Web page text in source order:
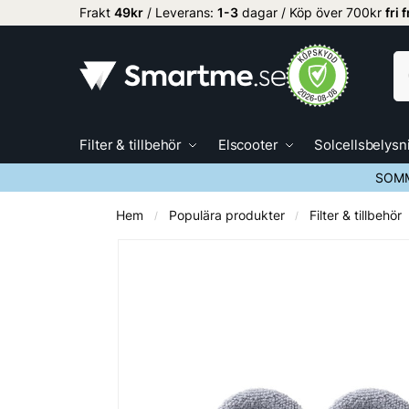
Frakt 49kr / Leverans: 1-3 dagar / Köp över 700kr fri
Filter & tillbehör Elscooter
Hem / Populära produkter / Filter & tillbehör